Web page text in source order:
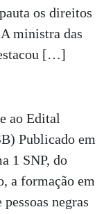
os direitos
ministra das
[…]
ao Edital
Publicado em
1 SNP, do
a formação em
negras